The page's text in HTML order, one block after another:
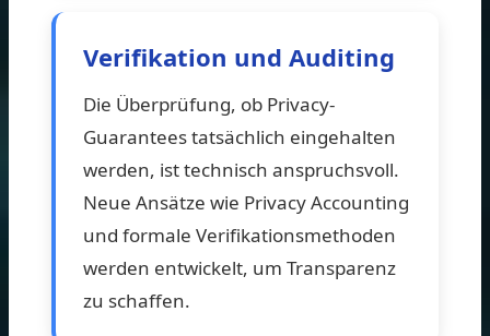
Verifikation und Auditing
Die Überprüfung, ob Privacy-
Guarantees tatsächlich eingehalten
werden, ist technisch anspruchsvoll.
Neue Ansätze wie Privacy Accounting
und formale Verifikationsmethoden
werden entwickelt, um Transparenz
zu schaffen.